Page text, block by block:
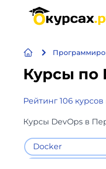
Курсы по
Рейтинг 106 курсов
Курсы DevOps в
Docker
Бизнес и
Дизайн
Аналитика
Видео,